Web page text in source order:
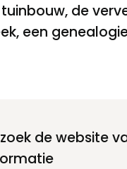
de
een
de website